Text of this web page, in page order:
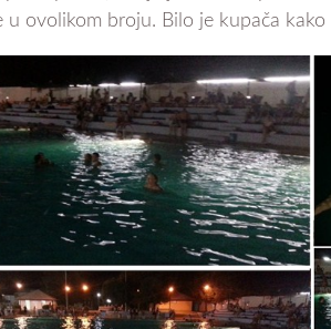
u ovolikom broju. Bilo je kupača